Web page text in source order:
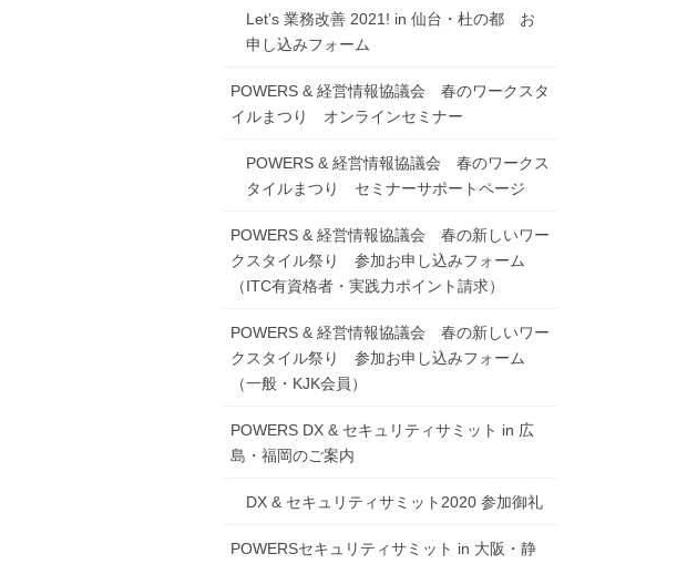
Let’s 業務改善 2021! in 仙台・杜の都 お
申し込みフォーム
POWERS & 経営情報協議会 春のワークスタ
イルまつり オンラインセミナー
POWERS & 経営情報協議会 春のワークス
タイルまつり セミナーサポートページ
POWERS & 経営情報協議会 春の新しいワー
クスタイル祭り 参加お申し込みフォーム
（ITC有資格者・実践力ポイント請求）
POWERS & 経営情報協議会 春の新しいワー
クスタイル祭り 参加お申し込みフォーム
（一般・KJK会員）
POWERS DX & セキュリティサミット in 広
島・福岡のご案内
DX & セキュリティサミット2020 参加御礼
POWERSセキュリティサミット in 大阪・静